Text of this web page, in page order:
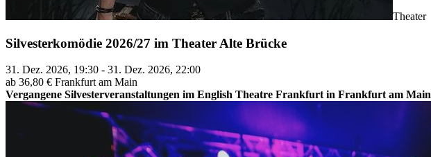
Theater
Silvesterkomödie 2026/27 im Theater Alte Brücke
31. Dez. 2026, 19:30 - 31. Dez. 2026, 22:00
ab 36,80 € Frankfurt am Main
Vergangene Silvesterveranstaltungen im English Theatre Frankfurt in Frankfurt am Main